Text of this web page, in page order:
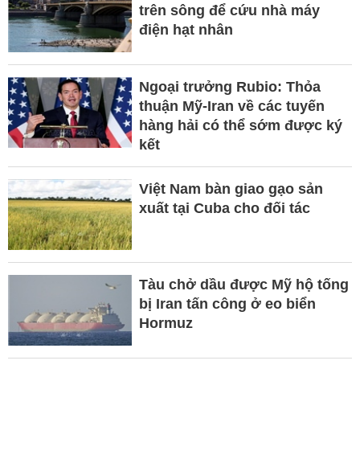
trên sông để cứu nhà máy
điện hạt nhân
Ngoại trưởng Rubio: Thỏa
thuận Mỹ-Iran về các tuyến
hàng hải có thể sớm được ký
kết
Việt Nam bàn giao gạo sản
xuất tại Cuba cho đối tác
Tàu chở dầu được Mỹ hộ tống
bị Iran tấn công ở eo biển
Hormuz